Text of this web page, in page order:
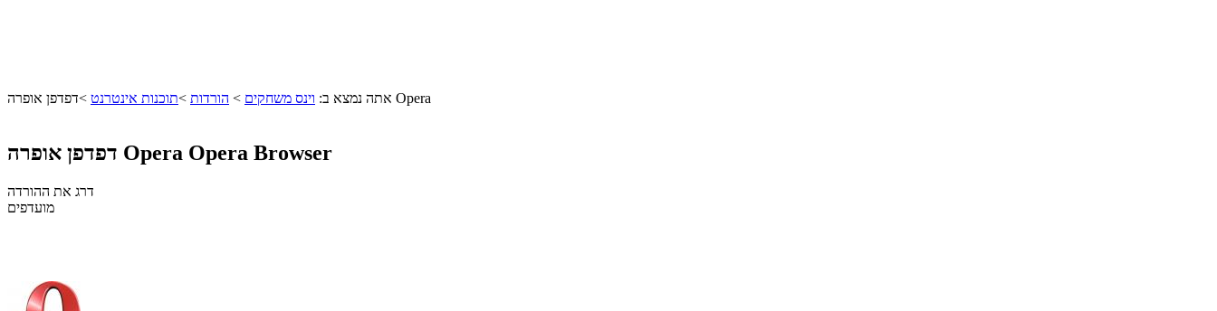
אתה נמצא ב: וינס משחקים > הורדות >תוכנות אינטרנט > דפדפן אופרה Opera
דפדפן אופרה Opera Opera Browser
דרג את ההורדה
מועדפים